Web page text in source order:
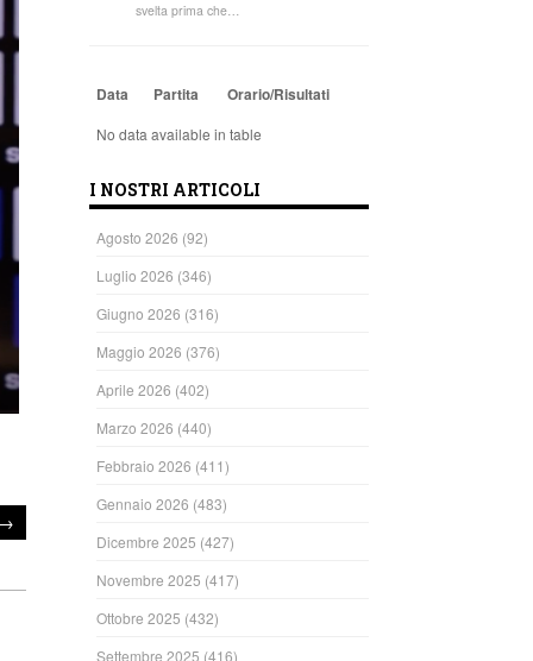
→
svelta prima che…
Data Partita Orario/Risultati
No data available in table
I NOSTRI ARTICOLI
Agosto 2026 (92)
Luglio 2026 (346)
Giugno 2026 (316)
Maggio 2026 (376)
Aprile 2026 (402)
Marzo 2026 (440)
Febbraio 2026 (411)
Gennaio 2026 (483)
Dicembre 2025 (427)
Novembre 2025 (417)
Ottobre 2025 (432)
Settembre 2025 (416)